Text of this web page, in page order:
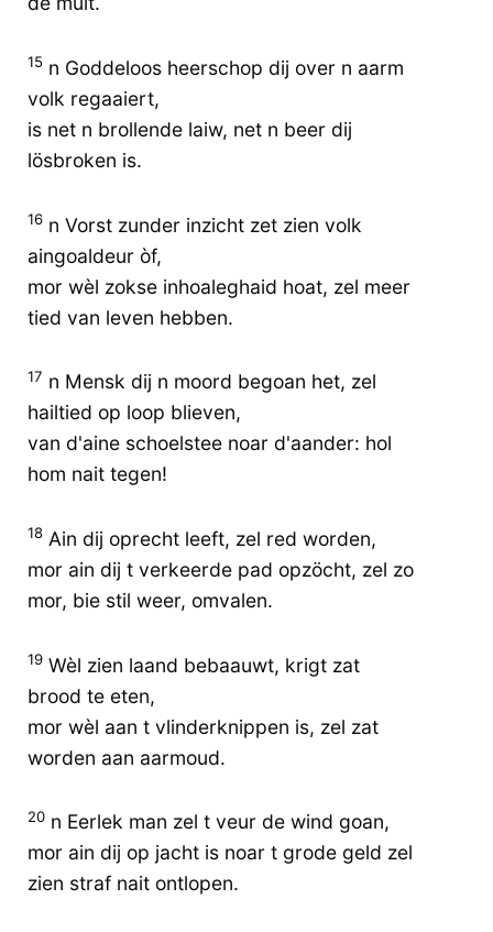
15 n Goddeloos heerschop dij over n aarm
volk regaaiert,
is net n brollende laiw, net n beer dij
lösbroken is.
16 n Vorst zunder inzicht zet zien volk
aingoaldeur òf,
mor wèl zokse inhoaleghaid hoat, zel meer
tied van leven hebben.
17 n Mensk dij n moord begoan het, zel
hailtied op loop blieven,
van d'aine schoelstee noar d'aander: hol
hom nait tegen!
18 Ain dij oprecht leeft, zel red worden,
mor ain dij t verkeerde pad opzöcht, zel zo
mor, bie stil weer, omvalen.
19 Wèl zien laand bebaauwt, krigt zat
brood te eten,
mor wèl aan t vlinderknippen is, zel zat
worden aan aarmoud.
20 n Eerlek man zel t veur de wind goan,
mor ain dij op jacht is noar t grode geld zel
zien straf nait ontlopen.